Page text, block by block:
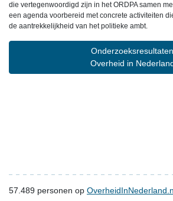
die vertegenwoordigd zijn in het ORDPA samen
een agenda voorbereid met concrete activiteiten
de aantrekkelijkheid van het politieke ambt.
Onderzoeksresultaten
Overheid in
57.489 personen op